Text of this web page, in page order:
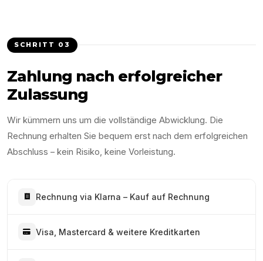
SCHRITT 03
Zahlung nach erfolgreicher
Zulassung
Wir kümmern uns um die vollständige Abwicklung. Die
Rechnung erhalten Sie bequem erst nach dem erfolgreichen
Abschluss – kein Risiko, keine Vorleistung.
Rechnung via Klarna – Kauf auf Rechnung
Visa, Mastercard & weitere Kreditkarten